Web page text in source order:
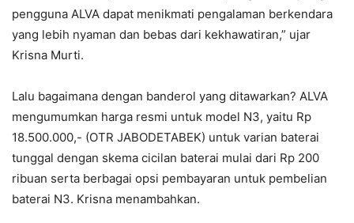
pengguna ALVA dapat menikmati pengalaman berkendara
yang lebih nyaman dan bebas dari kekhawatiran,” ujar
Krisna Murti.
Lalu bagaimana dengan banderol yang ditawarkan? ALVA
mengumumkan harga resmi untuk model N3, yaitu Rp
18.500.000,- (OTR JABODETABEK) untuk varian baterai
tunggal dengan skema cicilan baterai mulai dari Rp 200
ribuan serta berbagai opsi pembayaran untuk pembelian
baterai N3. Krisna menambahkan.